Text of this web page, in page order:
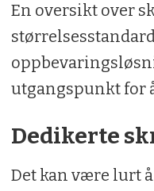
En oversikt over
utgangspunkt for
Dedikerte
Det kan være lurt